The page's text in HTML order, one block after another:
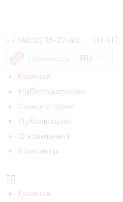
+7 (4012) 35-27-40 ПН-ПТ:
RU
Главная
Работодателям
Соискателям
Публикации
О компании
Контакты
Главная